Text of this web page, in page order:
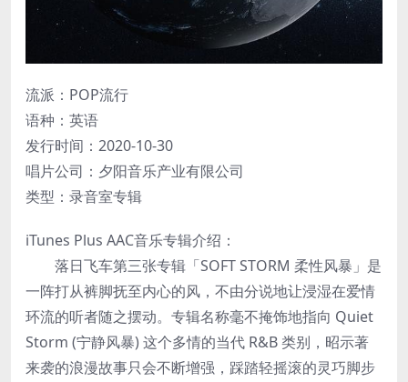
流派：POP流行
语种：英语
发行时间：2020-10-30
唱片公司：夕阳音乐产业有限公司
类型：录音室专辑
iTunes Plus AAC音乐专辑介绍：
落日飞车第三张专辑「SOFT STORM 柔性风暴」是
一阵打从裤脚抚至内心的风，不由分说地让浸湿在爱情
环流的听者随之摆动。专辑名称毫不掩饰地指向 Quiet
Storm (宁静风暴) 这个多情的当代 R&B 类别，昭示著
来袭的浪漫故事只会不断增强，踩踏轻摇滚的灵巧脚步